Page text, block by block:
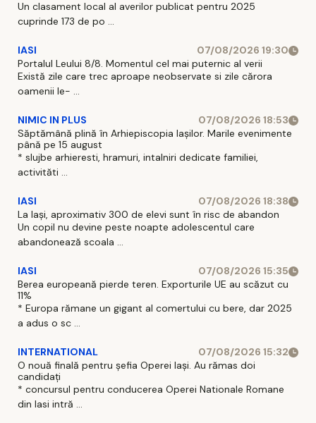
Un clasament local al averilor publicat pentru 2025
cuprinde 173 de po ...
IASI
07/08/2026 19:30
Portalul Leului 8/8. Momentul cel mai puternic al verii
Există zile care trec aproape neobservate si zile cărora
oamenii le- ...
NIMIC IN PLUS
07/08/2026 18:53
Săptămână plină în Arhiepiscopia Iașilor. Marile evenimente
până pe 15 august
* slujbe arhieresti, hramuri, intalniri dedicate familiei,
activităti ...
IASI
07/08/2026 18:38
La Iași, aproximativ 300 de elevi sunt în risc de abandon
Un copil nu devine peste noapte adolescentul care
abandonează scoala ...
IASI
07/08/2026 15:35
Berea europeană pierde teren. Exporturile UE au scăzut cu
11%
* Europa rămane un gigant al comertului cu bere, dar 2025
a adus o sc ...
INTERNATIONAL
07/08/2026 15:32
O nouă finală pentru șefia Operei Iași. Au rămas doi
candidați
* concursul pentru conducerea Operei Nationale Romane
din Iasi intră ...